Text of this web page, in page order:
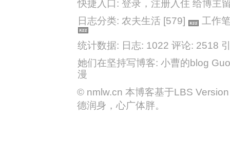
快捷入口: 登录 ， 注册入住 给博主
日志分类: 农夫生活 [579] 工作
统计数据: 日志: 1022 评论: 2518
她们在坚持写博客: 小曹的blog
漫
© nmlw.cn 本博客基于LBS
德润身，心广体胖。